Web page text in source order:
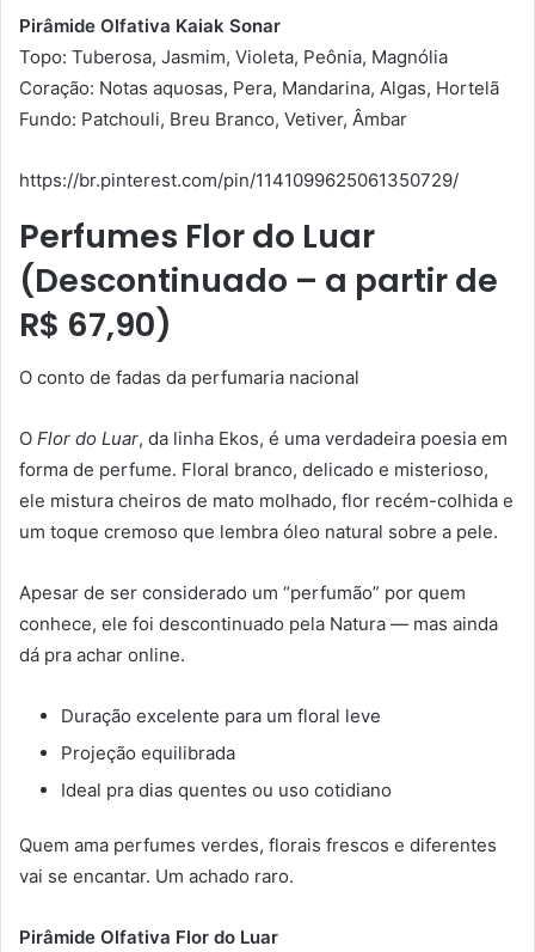
Pirâmide Olfativa Kaiak Sonar
Topo: Tuberosa, Jasmim, Violeta, Peônia, Magnólia
Coração: Notas aquosas, Pera, Mandarina, Algas, Hortelã
Fundo: Patchouli, Breu Branco, Vetiver, Âmbar
https://br.pinterest.com/pin/1141099625061350729/
Perfumes Flor do Luar
(Descontinuado – a partir de
R$ 67,90)
O conto de fadas da perfumaria nacional
O Flor do Luar, da linha Ekos, é uma verdadeira poesia em
forma de perfume. Floral branco, delicado e misterioso,
ele mistura cheiros de mato molhado, flor recém-colhida e
um toque cremoso que lembra óleo natural sobre a pele.
Apesar de ser considerado um “perfumão” por quem
conhece, ele foi descontinuado pela Natura — mas ainda
dá pra achar online.
Duração excelente para um floral leve
Projeção equilibrada
Ideal pra dias quentes ou uso cotidiano
Quem ama perfumes verdes, florais frescos e diferentes
vai se encantar. Um achado raro.
Pirâmide Olfativa Flor do Luar